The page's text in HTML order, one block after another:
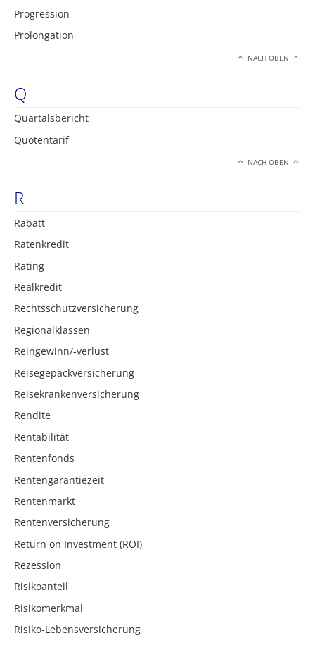
Progression
Prolongation
NACH OBEN
Q
Quartalsbericht
Quotentarif
NACH OBEN
R
Rabatt
Ratenkredit
Rating
Realkredit
Rechtsschutzversicherung
Regionalklassen
Reingewinn/-verlust
Reisegepäckversicherung
Reisekrankenversicherung
Rendite
Rentabilität
Rentenfonds
Rentengarantiezeit
Rentenmarkt
Rentenversicherung
Return on Investment (ROI)
Rezession
Risikoanteil
Risikomerkmal
Risiko-Lebensversicherung